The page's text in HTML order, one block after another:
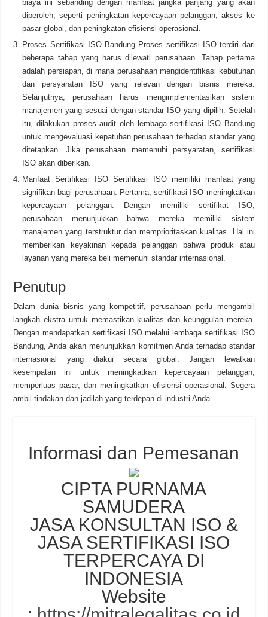
biaya ini sebanding dengan manfaat jangka panjang yang akan
diperoleh, seperti peningkatan kepercayaan pelanggan, akses ke
pasar global, dan peningkatan efisiensi operasional.
Proses Sertifikasi ISO Bandung Proses sertifikasi ISO terdiri dari
beberapa tahap yang harus dilewati perusahaan. Tahap pertama
adalah persiapan, di mana perusahaan mengidentifikasi kebutuhan
dan persyaratan ISO yang relevan dengan bisnis mereka.
Selanjutnya, perusahaan harus mengimplementasikan sistem
manajemen yang sesuai dengan standar ISO yang dipilih. Setelah
itu, dilakukan proses audit oleh lembaga sertifikasi ISO Bandung
untuk mengevaluasi kepatuhan perusahaan terhadap standar yang
ditetapkan. Jika perusahaan memenuhi persyaratan, sertifikasi
ISO akan diberikan.
Manfaat Sertifikasi ISO Sertifikasi ISO memiliki manfaat yang
signifikan bagi perusahaan. Pertama, sertifikasi ISO meningkatkan
kepercayaan pelanggan. Dengan memiliki sertifikat ISO,
perusahaan menunjukkan bahwa mereka memiliki sistem
manajemen yang terstruktur dan memprioritaskan kualitas. Hal ini
memberikan keyakinan kepada pelanggan bahwa produk atau
layanan yang mereka beli memenuhi standar internasional.
Penutup
Dalam dunia bisnis yang kompetitif, perusahaan perlu mengambil
langkah ekstra untuk memastikan kualitas dan keunggulan mereka.
Dengan mendapatkan sertifikasi ISO melalui lembaga sertifikasi ISO
Bandung, Anda akan menunjukkan komitmen Anda terhadap standar
internasional yang diakui secara global. Jangan lewatkan
kesempatan ini untuk meningkatkan kepercayaan pelanggan,
memperluas pasar, dan meningkatkan efisiensi operasional. Segera
ambil tindakan dan jadilah yang terdepan di industri Anda
Informasi dan Pemesanan
CIPTA PURNAMA
SAMUDERA
JASA KONSULTAN ISO &
JASA SERTIFIKASI ISO
TERPERCAYA DI
INDONESIA
Website